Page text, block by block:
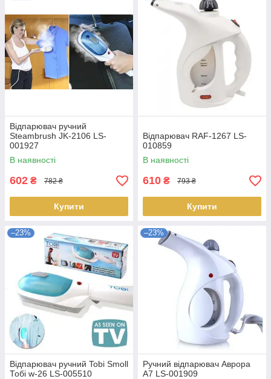
Відпарювач ручний
Steambrush JK-2106 LS-
001927
В наявності
602 ₴ 782 ₴
Купити
Відпарювач RAF-1267 LS-
010859
В наявності
610 ₴ 793 ₴
Купити
–23%
Відпарювач ручний Tobi Smoll
Тобі w-26 LS-005510
–23%
Ручний відпарювач Аврора
A7 LS-001909